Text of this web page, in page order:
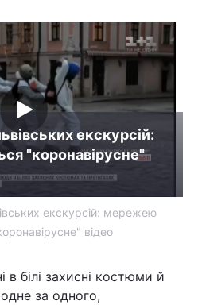
екскурсій:
"коронавірусне"
екскурсій: мережею
відео
білі захисні костюми й
за одного,